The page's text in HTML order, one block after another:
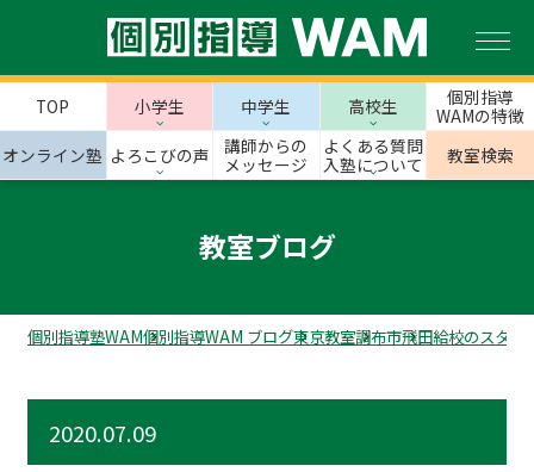
TOP 小学生 中学生 高校生
個別指導
WAMの特徴
オンライン塾 よろこびの声
講師からの
メッセージ
よくある質問
入塾について
教室検索
教室ブログ
個別指導塾WAM個別指導WAM ブログ東京教室調布市飛田給校のスタッ
2020.07.09